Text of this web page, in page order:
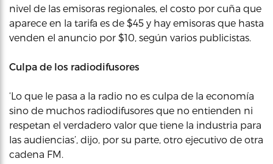
nivel de las emisoras regionales, el costo por cuña que
aparece en la tarifa es de $45 y hay emisoras que hasta
venden el anuncio por $10, según varios publicistas.
Culpa de los radiodifusores
‘Lo que le pasa a la radio no es culpa de la economía
sino de muchos radiodifusores que no entienden ni
respetan el verdadero valor que tiene la industria para
las audiencias’, dijo, por su parte, otro ejecutivo de otra
cadena FM.